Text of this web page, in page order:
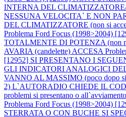
INTERNA DEL
NESSUNA VELOCITA` E NON
DEL CLIMATIZZATORE (non si
Problema Ford Focus (1998>2004)
TOTALMENTE DI POTENZA (non
AVARIA (candelette) ACCESA
[12952] SI PRESENTANO I
GLI INDICATORI ANALOGICI
VANNO AL MASSIMO (poco dopo si
2) L`AUTORADIO CHIEDE IL
problemi si presentano o
Problema Ford Focus (1998>2004)
STERRATA O CON BUCHE SI